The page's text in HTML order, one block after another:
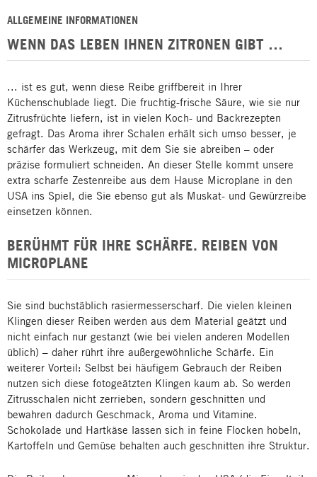
ALLGEMEINE INFORMATIONEN
WENN DAS LEBEN IHNEN ZITRONEN GIBT …
... ist es gut, wenn diese Reibe griffbereit in Ihrer
Küchenschublade liegt. Die fruchtig-frische Säure, wie sie nur
Zitrusfrüchte liefern, ist in vielen Koch- und Backrezepten
gefragt. Das Aroma ihrer Schalen erhält sich umso besser, je
schärfer das Werkzeug, mit dem Sie sie abreiben – oder
präzise formuliert schneiden. An dieser Stelle kommt unsere
extra scharfe Zestenreibe aus dem Hause Microplane in den
USA ins Spiel, die Sie ebenso gut als Muskat- und Gewürzreibe
einsetzen können.
BERÜHMT FÜR IHRE SCHÄRFE. REIBEN VON
MICROPLANE
Sie sind buchstäblich rasiermesserscharf. Die vielen kleinen
Klingen dieser Reiben werden aus dem Material geätzt und
nicht einfach nur gestanzt (wie bei vielen anderen Modellen
üblich) – daher rührt ihre außergewöhnliche Schärfe. Ein
weiterer Vorteil: Selbst bei häufigem Gebrauch der Reiben
nutzen sich diese fotogeätzten Klingen kaum ab. So werden
Zitrusschalen nicht zer­rieben, sondern geschnitten und
bewahren dadurch Geschmack, Aroma und Vitamine.
Schokolade und Hartkäse lassen sich in feine Flocken hobeln,
Kartoffeln und Gemüse ­behalten auch geschnitten ihre Struktur.